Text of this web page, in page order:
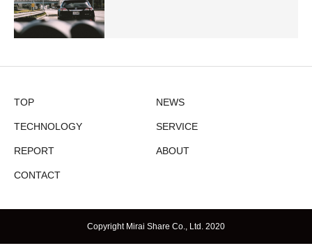
TOP NEWS
TECHNOLOGY SERVICE
REPORT ABOUT
CONTACT
Copyright Mirai Share Co., Ltd. 2020